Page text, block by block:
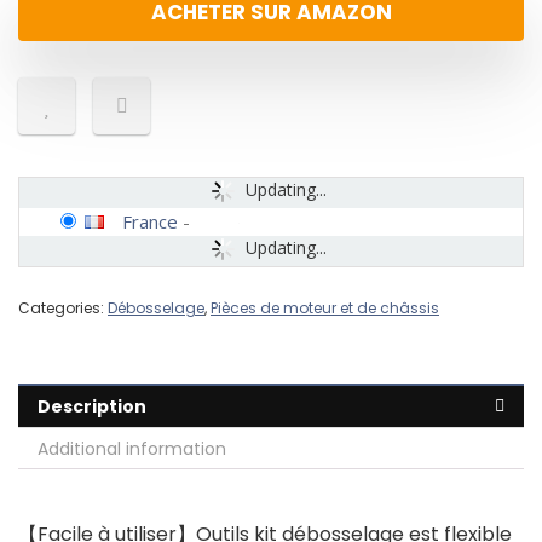
ACHETER SUR AMAZON
Updating...
Updating...
France -
Categories: Débosselage,Pièces de moteur et de châssis
Description
Additional information
【Facile à utiliser】Outils kit débosselage est flexible